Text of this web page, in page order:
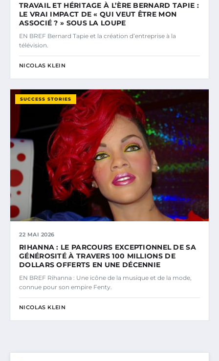
TRAVAIL ET HÉRITAGE À L’ÈRE BERNARD TAPIE :
LE VRAI IMPACT DE « QUI VEUT ÊTRE MON
ASSOCIÉ ? » SOUS LA LOUPE
EN BREF Bernard Tapie et la création d’entreprise à la
télévision.
NICOLAS KLEIN
SUCCESS STORIES
22 MAI 2026
RIHANNA : LE PARCOURS EXCEPTIONNEL DE SA
GÉNÉROSITÉ À TRAVERS 100 MILLIONS DE
DOLLARS OFFERTS EN UNE DÉCENNIE
EN BREF Rihanna : Une icône de la musique et de la mode,
connue pour son empire Fenty.
NICOLAS KLEIN